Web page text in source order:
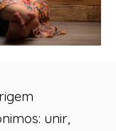
unir,